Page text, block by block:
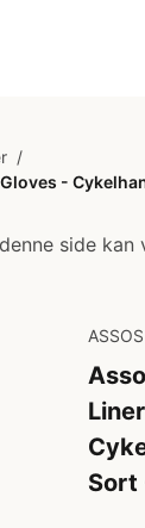
/
-
side
ASSOS
Sort